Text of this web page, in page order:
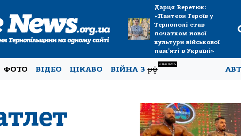
Дарця Веретюк:
«Пантеон Героїв у
Тернополі став
початком нової
культури військової
пам’яті в Україні»
ФОТО ВІДЕО ЦІКАВО ВІЙНА Зрф
СПЕЦТЕМА